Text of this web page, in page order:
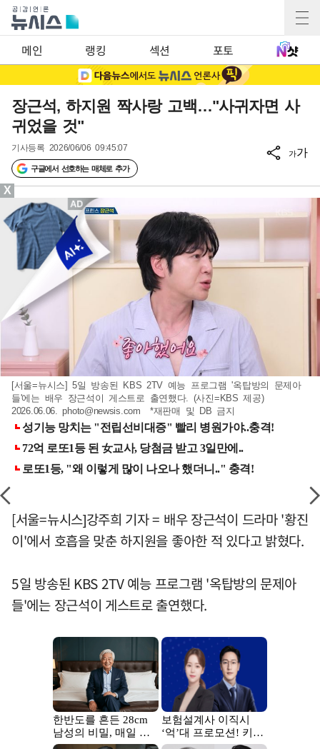
메인 랭킹 섹션 포토
장근석, 하지원 짝사랑 고백…"사귀자면 사
귀었을 것"
기사등록 2026/06/06 09:45:07
구글에서 선호하는 매체로 추가
가가
[서울=뉴시스] 5일 방송된 KBS 2TV 예능 프로그램 '옥탑방의 문제아
들'에는 배우 장근석이 게스트로 출연했다. (사진=KBS 제공)
2026.06.06.photo@newsis.com *재판매 및 DB 금지
[서울=뉴시스]강주희 기자 = 배우 장근석이 드라마 '황진
이'에서 호흡을 맞춘 하지원을 좋아한 적 있다고 밝혔다.
5일 방송된 KBS 2TV 예능 프로그램 '옥탑방의 문제아
들'에는 장근석이 게스트로 출연했다.
X